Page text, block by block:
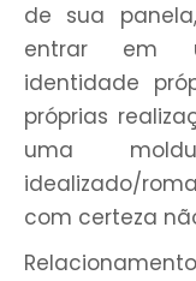
de sua
entrar em
identidade
próprias
uma
idealizado/
com certeza